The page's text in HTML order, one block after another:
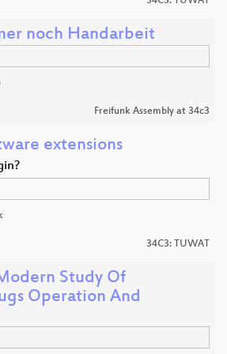
noch Handarbeit
Freifunk Assembly at 34c3
extensions
34C3: TUWAT
Study Of
Operation And